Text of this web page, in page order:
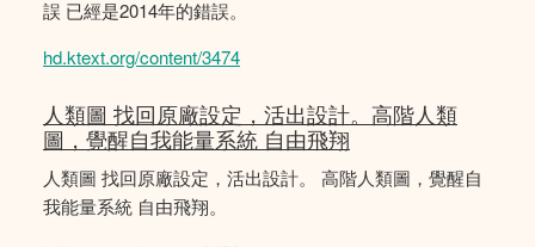
誤 已經是2014年的錯誤。
hd.ktext.org/content/3474
人類圖 找回原廠設定，活出設計。高階人類
圖，覺醒自我能量系統 自由飛翔
人類圖 找回原廠設定，活出設計。 高階人類圖，覺醒自
我能量系統 自由飛翔。